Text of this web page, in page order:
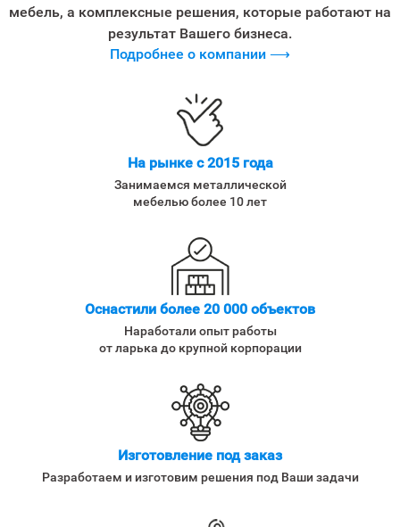
мебель, а комплексные решения, которые работают на
результат Вашего бизнеса.
Подробнее о компании ⟶
На рынке с 2015 года
Занимаемся металлической
мебелью более 10 лет
Оснастили более 20 000 объектов
Наработали опыт работы
от ларька до крупной корпорации
Изготовление под заказ
Разработаем и изготовим решения под Ваши задачи